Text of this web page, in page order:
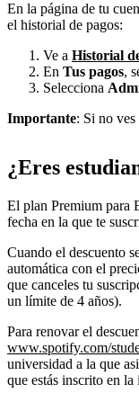
En la página de tu
el historial de pagos:
Ve a Historial
En Tus pagos,
Selecciona
Importante: Si no
¿Eres
El plan Premium para
fecha en la que te
Cuando el descuento
automática con el
que canceles tu
un límite de 4 años).
Para renovar el
www.spotify.com/
universidad a la que
que estás inscrito en